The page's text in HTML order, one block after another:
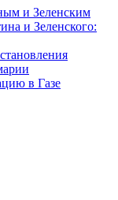
и Зеленским
и Зеленского:
в Газе